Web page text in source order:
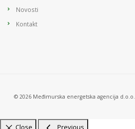
Novosti
Kontakt
© 2026 Međimurska energetska agencija d.o.o.
Close Previous